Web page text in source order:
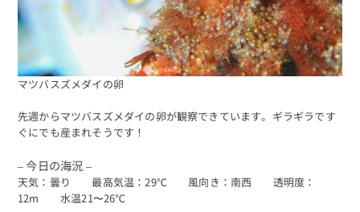
マツバスズメダイの卵
先週からマツバスズメダイの卵が観察できています。ギラギラです
ぐにでも産まれそうです！
– 今日の海況 –
天気：曇り 最高気温：29℃ 風向き：南西 透明度：
12m 水温21〜26℃